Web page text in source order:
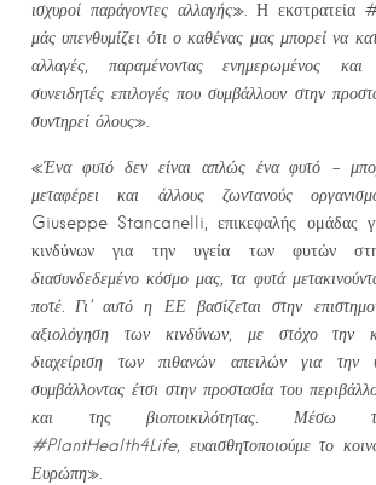
ισχυροί παράγοντες αλλαγής». Η εκστρατεία
μάς υπενθυμίζει ότι ο καθένας μας μπορεί να
αλλαγές, παραμένοντας ενημερωμένος και
συνειδητές επιλογές που συμβάλλουν στην
συντηρεί όλους».
«Ένα φυτό δεν είναι απλώς ένα φυτό –
μεταφέρει και άλλους ζωντανούς
Giuseppe Stancanelli, επικεφαλής ομάδας
κινδύνων για την υγεία των φυτών
διασυνδεδεμένο κόσμο μας, τα φυτά
ποτέ. Γι’ αυτό η ΕΕ βασίζεται στην
αξιολόγηση των κινδύνων, με στόχο την
διαχείριση των πιθανών απειλών για την
συμβάλλοντας έτσι στην προστασία του
και της βιοποικιλότητας. Μέσω
#PlantHealth4Life, ευαισθητοποιούμε το
Ευρώπη».